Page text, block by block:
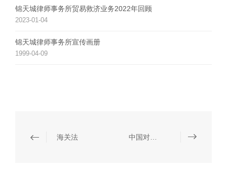
锦天城律师事务所贸易救济业务2022年回顾
2023-01-04
锦天城律师事务所宣传画册
1999-04-09
海关法